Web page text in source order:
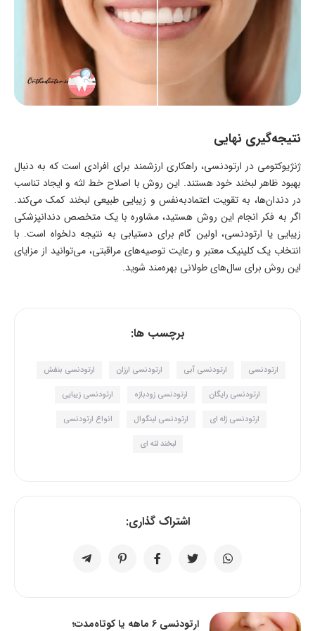
نتیجه‌گیری نهایی
ژنژیوکتومی در ارتودنسی، راهکاری ارزشمند برای افرادی است که به دنبال
بهبود ظاهر لبخند خود هستند. این روش با اصلاح خط لثه و ایجاد تناسب
در دندان‌ها، به تقویت اعتمادبه‌نفس و زیبایی طبیعی لبخند کمک می‌کند.
اگر به فکر انجام این روش هستید، مشاوره با یک متخصص دندانپزشکی
زیبایی یا ارتودنسی، اولین گام برای دستیابی به نتیجه دلخواه است. با
انتخاب یک کلینیک معتبر و رعایت توصیه‌های مراقبتی، می‌توانید از مزایای
این روش برای سال‌های طولانی بهره‌مند شوید.
برچسب ها:
ارتودنسی ارتودنسی آبی ارتودنسی ارزان ارتودنسی بنفش
ارتودنسی رایگان ارتودنسی زودبازه ارتودنسی زیبایی
ارتودنسی ژله ای ارتودنسی لینگوال انواع ارتودنسی
لبخند لثه ای
اشتراک گذاری:
ارتودنسی 6 ماهه یا کوتاه‌مدت؛